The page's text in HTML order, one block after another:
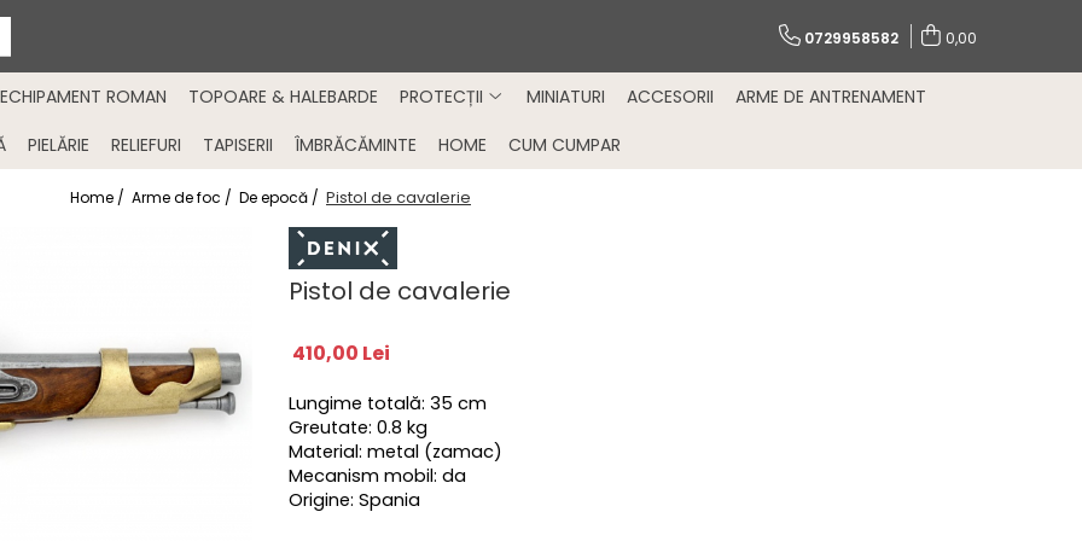
0729958582 0,00
ECHIPAMENT ROMAN TOPOARE & HALEBARDE PROTECȚII MINIATURI ACCESORII
ARME DE ANTRENAMENT
PIELĂRIE RELIEFURI TAPISERII ÎMBRĂCĂMINTE HOME CUM CUMPAR
Home / Arme de foc / De epocă / Pistol de cavalerie
Pistol de cavalerie
410,00 Lei
Lungime totală: 35 cm
Greutate: 0.8 kg
Material: metal (zamac)
Mecanism mobil: da
Origine: Spania